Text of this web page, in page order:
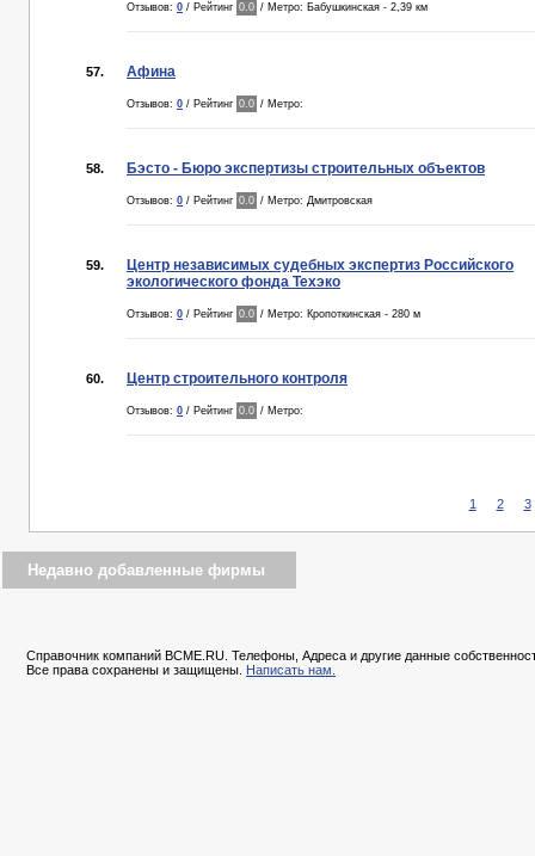
Отзывов: 0 / Рейтинг 0.0 / Метро: Бабушкинская - 2,39 км
57. Афина
Отзывов: 0 / Рейтинг 0.0 / Метро:
58. Бэсто - Бюро экспертизы строительных объектов
Отзывов: 0 / Рейтинг 0.0 / Метро: Дмитровская
59.
Центр независимых судебных экспертиз Российского
экологического фонда Техэко
Отзывов: 0 / Рейтинг 0.0 / Метро: Кропоткинская - 280 м
60. Центр строительного контроля
Отзывов: 0 / Рейтинг 0.0 / Метро:
1 2 3
Недавно добавленные фирмы
Справочник компаний BCME.RU. Телефоны, Адреса и другие данные
Все права сохранены и защищены. Написать нам.